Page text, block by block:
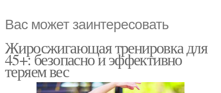
Вас может заинтересовать
Жиросжигающая тренировка для
45+: безопасно и эффективно
теряем вес